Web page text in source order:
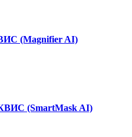
(Magnifier AI)
(SmartMask AI)